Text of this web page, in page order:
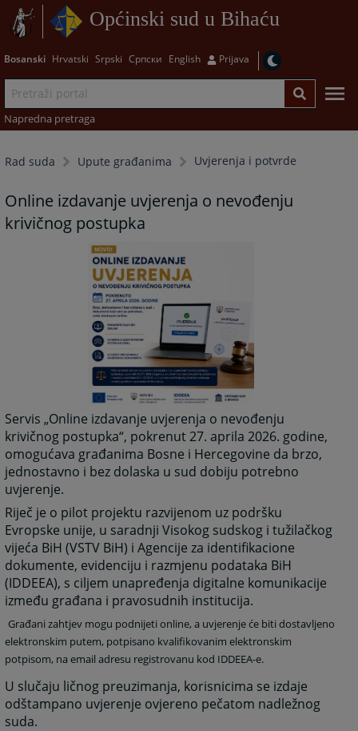
Općinski sud u Bihaću
Bosanski Hrvatski Srpski Српски English Prijava
Napredna pretraga
Rad suda Upute građanima Uvjerenja i potvrde
Online izdavanje uvjerenja o nevođenju
krivičnog postupka
Servis „Online izdavanje uvjerenja o nevođenju
krivičnog postupka“, pokrenut 27. aprila 2026. godine,
omogućava građanima Bosne i Hercegovine da brzo,
jednostavno i bez dolaska u sud dobiju potrebno
uvjerenje.
Riječ je o pilot projektu razvijenom uz podršku
Evropske unije, u saradnji Visokog sudskog i tužilačkog
vijeća BiH (VSTV BiH) i Agencije za identifikacione
dokumente, evidenciju i razmjenu podataka BiH
(IDDEEA), s ciljem unapređenja digitalne komunikacije
između građana i pravosudnih institucija.
Građani zahtjev mogu podnijeti online, a uvjerenje će biti dostavljeno
elektronskim putem, potpisano kvalifikovanim elektronskim
potpisom, na email adresu registrovanu kod IDDEEA-e.
U slučaju ličnog preuzimanja, korisnicima se izdaje
odštampano uvjerenje ovjereno pečatom nadležnog
suda.